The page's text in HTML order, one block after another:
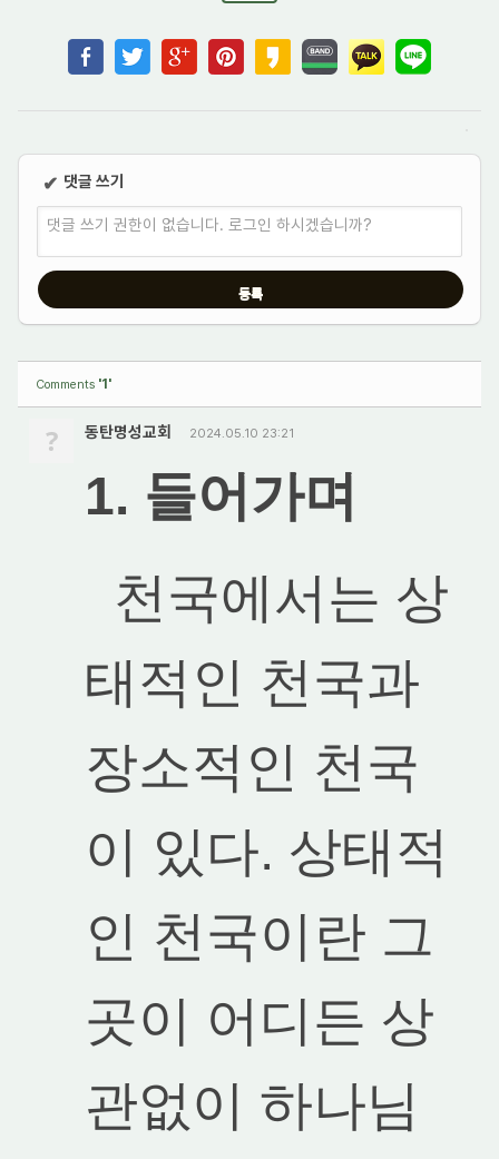
✔ 댓글 쓰기
댓글 쓰기 권한이 없습니다. 로그인 하시겠습니까?
Comments '1'
? 동탄명성교회 2024.05.10 23:21
1. 들어가며
천국에서는 상
태적인 천국과
장소적인 천국
이 있다. 상태적
인 천국이란 그
곳이 어디든 상
관없이 하나님